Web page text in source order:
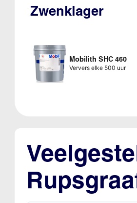
Zwenklager
Mobilith SHC 460
Ververs elke 500 uur